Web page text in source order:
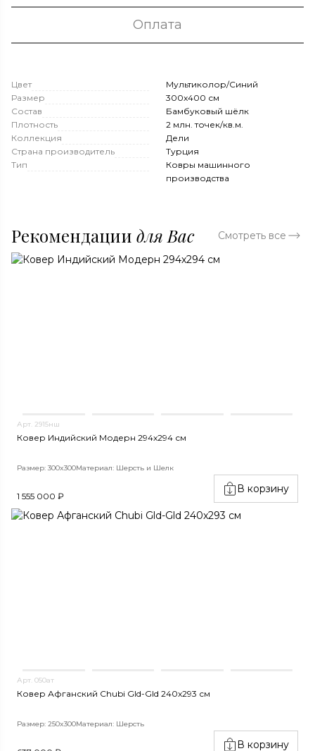
Оплата
Цвет
Мультиколор/Синий
Размер
300x400 см
Состав
Бамбуковый шёлк
Плотность
2 млн. точек/кв.м.
Коллекция
Дели
Страна производитель
Турция
Тип
Ковры машинного
производства
Рекомендации для Вас Смотреть все
Арт. 2915нш
Ковер Индийский Модерн 294x294 см
Размер: 300x300Материал: Шерсть и Шелк
1 555 000 ₽
В корзину
Арт. 050ат
Ковер Афганский Chubi Gld-Gld 240x293 см
Размер: 250x300Материал: Шерсть
В корзину